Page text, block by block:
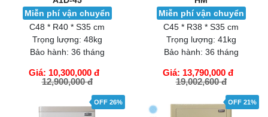
Miễn phí vận chuyển
C48 * R40 * S35 cm
Trọng lượng: 48kg
Bảo hành: 36 tháng
Giá: 10,300,000 đ
12,900,000 đ
GIỎ HÀNG
Miễn phí vận chuyển
C45 * R38 * S35 cm
Trọng lượng: 41kg
Bảo hành: 36 tháng
Giá: 13,790,000 đ
19,002,600 đ
GIỎ HÀNG
OFF 26% OFF 21%